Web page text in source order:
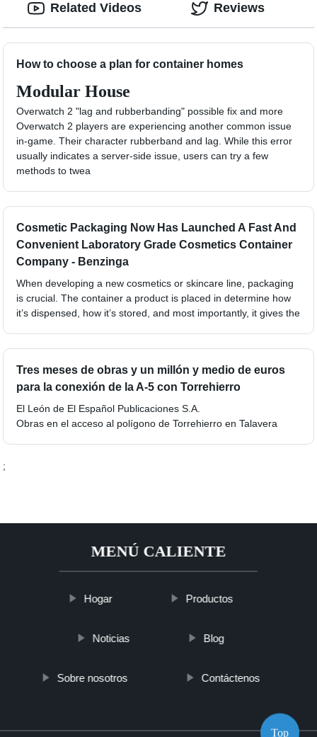
How to choose a plan for container homes
Modular House
Overwatch 2 "lag and rubberbanding" possible fix and more
Overwatch 2 players are experiencing another common issue
in-game. Their character rubberband and lag. While this error
usually indicates a server-side issue, users can try a few
methods to twea
Cosmetic Packaging Now Has Launched A Fast And
Convenient Laboratory Grade Cosmetics Container
Company - Benzinga
When developing a new cosmetics or skincare line, packaging
is crucial. The container a product is placed in determine how
it’s dispensed, how it’s stored, and most importantly, it gives the
Tres meses de obras y un millón y medio de euros
para la conexión de la A-5 con Torrehierro
El León de El Español Publicaciones S.A.
Obras en el acceso al polígono de Torrehierro en Talavera
;
Related Videos Reviews
MENÚ CALIENTE
Hogar Productos
Noticias Blog
Sobre nosotros Contáctenos
Top